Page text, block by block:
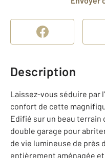
Description
Laissez-vous séduire par
confort de cette
Edifié sur un beau terrain
double garage pour
de vie lumineuse de près
entièrement aménagée